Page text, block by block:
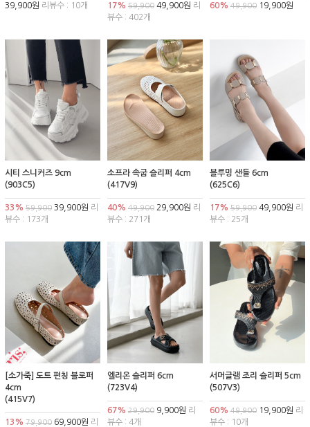
39,900원 리뷰수 : 10개 17% 59,90049,900원 리
뷰수 : 402개
60% 49,90019,900원
시티 스니커즈 9cm
(903C5)
33% 59,900 39,900원 리
뷰수 : 173개
소프라 속굽 슬리퍼 4cm
(417V9)
40% 49,90029,900원 리
뷰수 : 271개
블루밍 샌들 6cm
(625C6)
17% 59,90049,900원 리
뷰수 : 25개
[소가죽] 도트 펀칭 블로퍼
4cm
(415V7)
13% 79,900 69,900원 리
엘리온 슬리퍼 6cm
(723V4)
67% 29,9009,900원 리
뷰수 : 4개
서머글램 조리 슬리퍼 5cm
(507V3)
60% 49,90019,900원 리
뷰수 : 10개